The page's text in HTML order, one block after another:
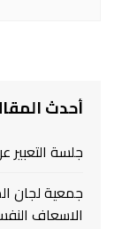
أحدث
جلسة
جمعية لجان
الاسعاف